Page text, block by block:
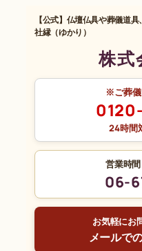
【公式】仏壇仏具や葬儀道
社縁（ゆかり）
株
※ご葬儀
24時間
営業時
06-
お気軽にお
メールで